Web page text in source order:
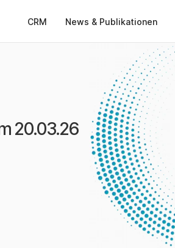
CRM News & Publikationen
20.03.26